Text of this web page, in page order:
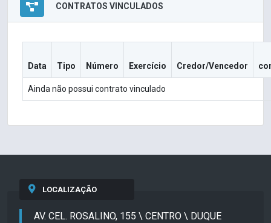
CONTRATOS VINCULADOS
Data Tipo Número Exercício Credor/Vencedor
Ainda não possui contrato vinculado
LOCALIZAÇÃO
AV. CEL. ROSALINO, 155 \ CENTRO \ DUQUE